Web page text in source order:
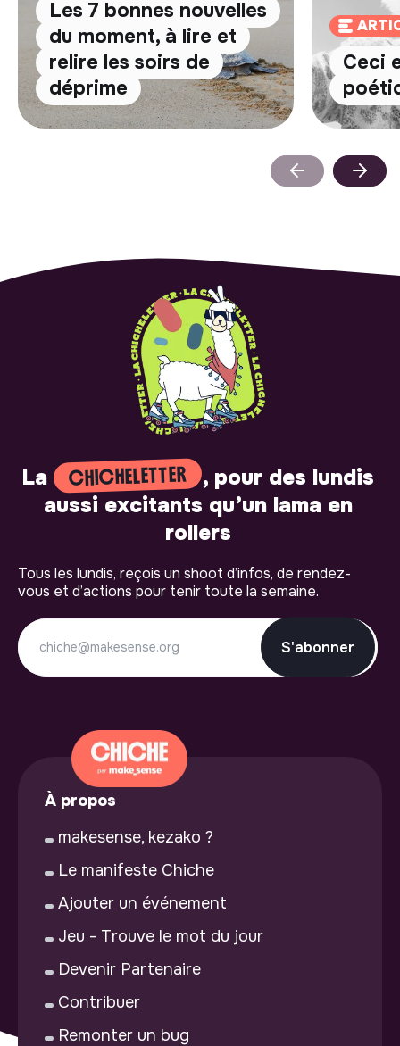
Les 7 bonnes nouvelles
du moment, à lire et
relire les soirs de
déprime
Ceci
La CHICHELETTER
, pour des lundis
aussi excitants qu’un lama en
rollers
Tous les lundis, reçois un shoot d’infos, de rendez-
vous et d’actions pour tenir toute la semaine.
S'abonner
À propos
makesense, kezako ?
Le manifeste Chiche
Ajouter un événement
Jeu - Trouve le mot du jour
Devenir Partenaire
Contribuer
Remonter un bug